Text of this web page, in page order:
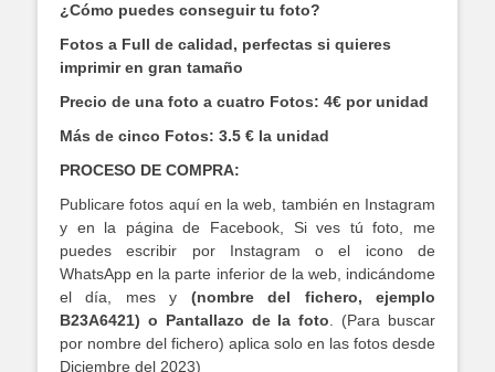
¿Cómo puedes conseguir tu foto?
Fotos a Full de calidad, perfectas si quieres
imprimir en gran tamaño
Precio de una foto a cuatro Fotos: 4€ por unidad
Más de cinco Fotos: 3.5 € la unidad
PROCESO DE COMPRA:
Publicare fotos aquí en la web, también en Instagram
y en la página de Facebook, Si ves tú foto, me
puedes escribir por Instagram o el icono de
WhatsApp en la parte inferior de la web, indicándome
el día, mes y (nombre del fichero, ejemplo
B23A6421) o Pantallazo de la foto . (Para buscar
por nombre del fichero) aplica solo en las fotos desde
Diciembre del 2023)